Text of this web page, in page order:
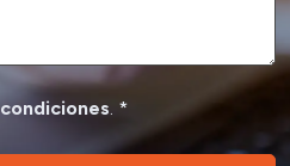
condiciones. *